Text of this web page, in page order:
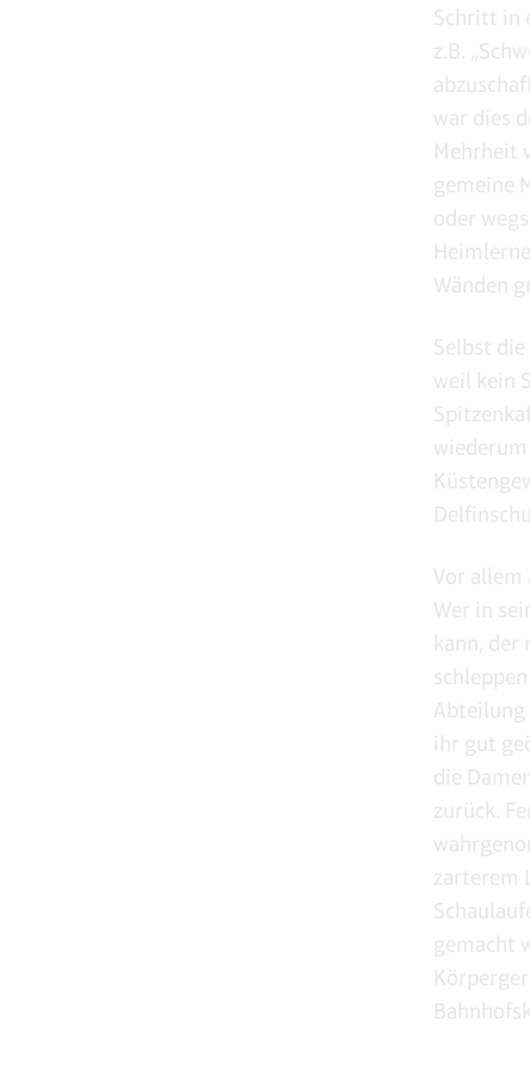
Schritt in
z.B.
war dies
Mehrheit
gemeine
oder
Wänden
Selbst
weil kein
Vor allem
Wer in
kann, der
Abteilung
ihr gut
die
zurück.
zarterem
gemacht